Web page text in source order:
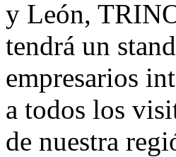
y León,
tendrá un
empresarios
a todos los
de nuestra